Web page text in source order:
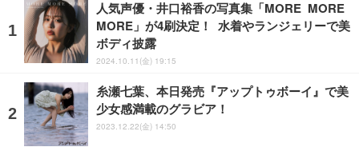
人気声優・井口裕香の写真集「MORE MORE
MORE」が4刷決定！ 水着やランジェリーで美
ボディ披露
2024.10.11(金) 19:15
糸瀬七葉、本日発売『アップトゥボーイ』で美
少女感満載のグラビア！
2023.12.22(金) 14:50